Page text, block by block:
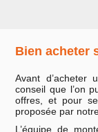
Bien acheter
Avant d’acheter
conseil que l’on
offres, et pour
proposée par
L’équipe de